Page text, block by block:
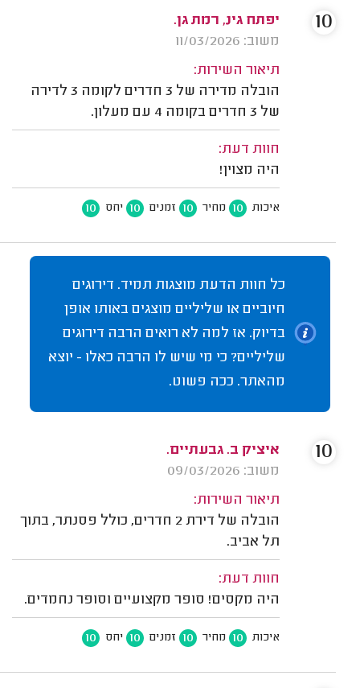
יפתח גינ, רמת גן.
משוב: 11/03/2026
תיאור השירות:
הובלה מדירה של 3 חדרים לקומה 3 לדירה
של 3 חדרים בקומה 4 עם מעלון.
חוות דעת:
היה מצוין!
איכות 10 מחיר 10 זמנים 10 יחס 10
10
כל חוות הדעת מוצגות תמיד. דירוגים
חיוביים או שליליים מוצגים באותו אופן
בדיוק. אז למה לא רואים הרבה דירוגים
שליליים? כי מי שיש לו הרבה כאלו - יוצא
מהאתר. ככה פשוט.
איציק ב. גבעתיים.
משוב: 09/03/2026
תיאור השירות:
הובלה של דירת 2 חדרים, כולל פסנתר, בתוך
תל אביב.
חוות דעת:
היה מקסים! סופר מקצועיים וסופר נחמדים.
איכות 10 מחיר 10 זמנים 10 יחס 10
10